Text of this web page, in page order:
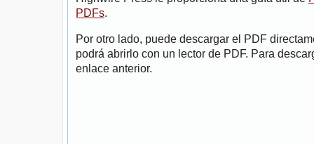
PDFs.
Por otro lado, puede descargar el PDF
podrá abrirlo con un lector de PDF. Para
enlace anterior.